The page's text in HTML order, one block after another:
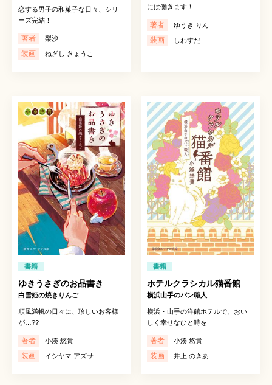
恋する男子の和菓子な日々、シリ
ーズ完結！
著者 梨沙
装画 ねぎし きょうこ
には働きます！
著者 ゆうき りん
装画 しわすだ
書籍
ゆきうさぎのお品書き
白雪姫の焼きりんご
順風満帆の日々に、珍しいお客様
が…??
著者 小湊 悠貴
装画 イシヤマ アズサ
書籍
ホテルクラシカル猫番館
横浜山手のパン職人
横浜・山手の洋館ホテルで、おい
しく幸せなひと時を
著者 小湊 悠貴
装画 井上 のきあ